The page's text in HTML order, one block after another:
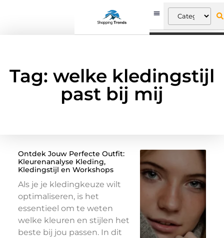
Tag: welke kledingstijl
past bij mij
Ontdek Jouw Perfecte Outfit:
Kleurenanalyse Kleding,
Kledingstijl en Workshops
Als je je kledingkeuze wilt
optimaliseren, is het
essentieel om te weten
welke kleuren en stijlen het
beste bij jou passen. In dit